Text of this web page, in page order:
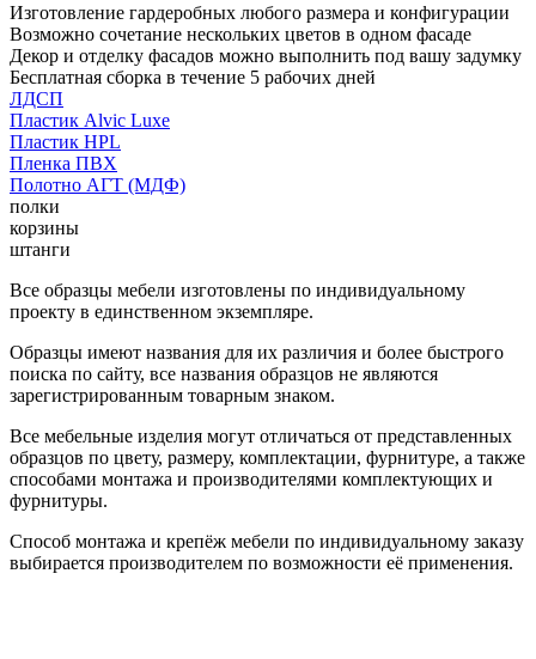
Изготовление гардеробных любого размера и конфигурации
Возможно сочетание нескольких цветов в одном фасаде
Декор и отделку фасадов можно выполнить под вашу задумку
Бесплатная сборка в течение 5 рабочих дней
ЛДСП
Пластик Alvic Luxe
Пластик HPL
Пленка ПВХ
Полотно АГТ (МДФ)
полки
корзины
штанги
Все образцы мебели изготовлены по индивидуальному
проекту в единственном экземпляре.
Образцы имеют названия для их различия и более быстрого
поиска по сайту, все названия образцов не являются
зарегистрированным товарным знаком.
Все мебельные изделия могут отличаться от представленных
образцов по цвету, размеру, комплектации, фурнитуре, а также
способами монтажа и производителями комплектующих и
фурнитуры.
Способ монтажа и крепёж мебели по индивидуальному заказу
выбирается производителем по возможности её применения.